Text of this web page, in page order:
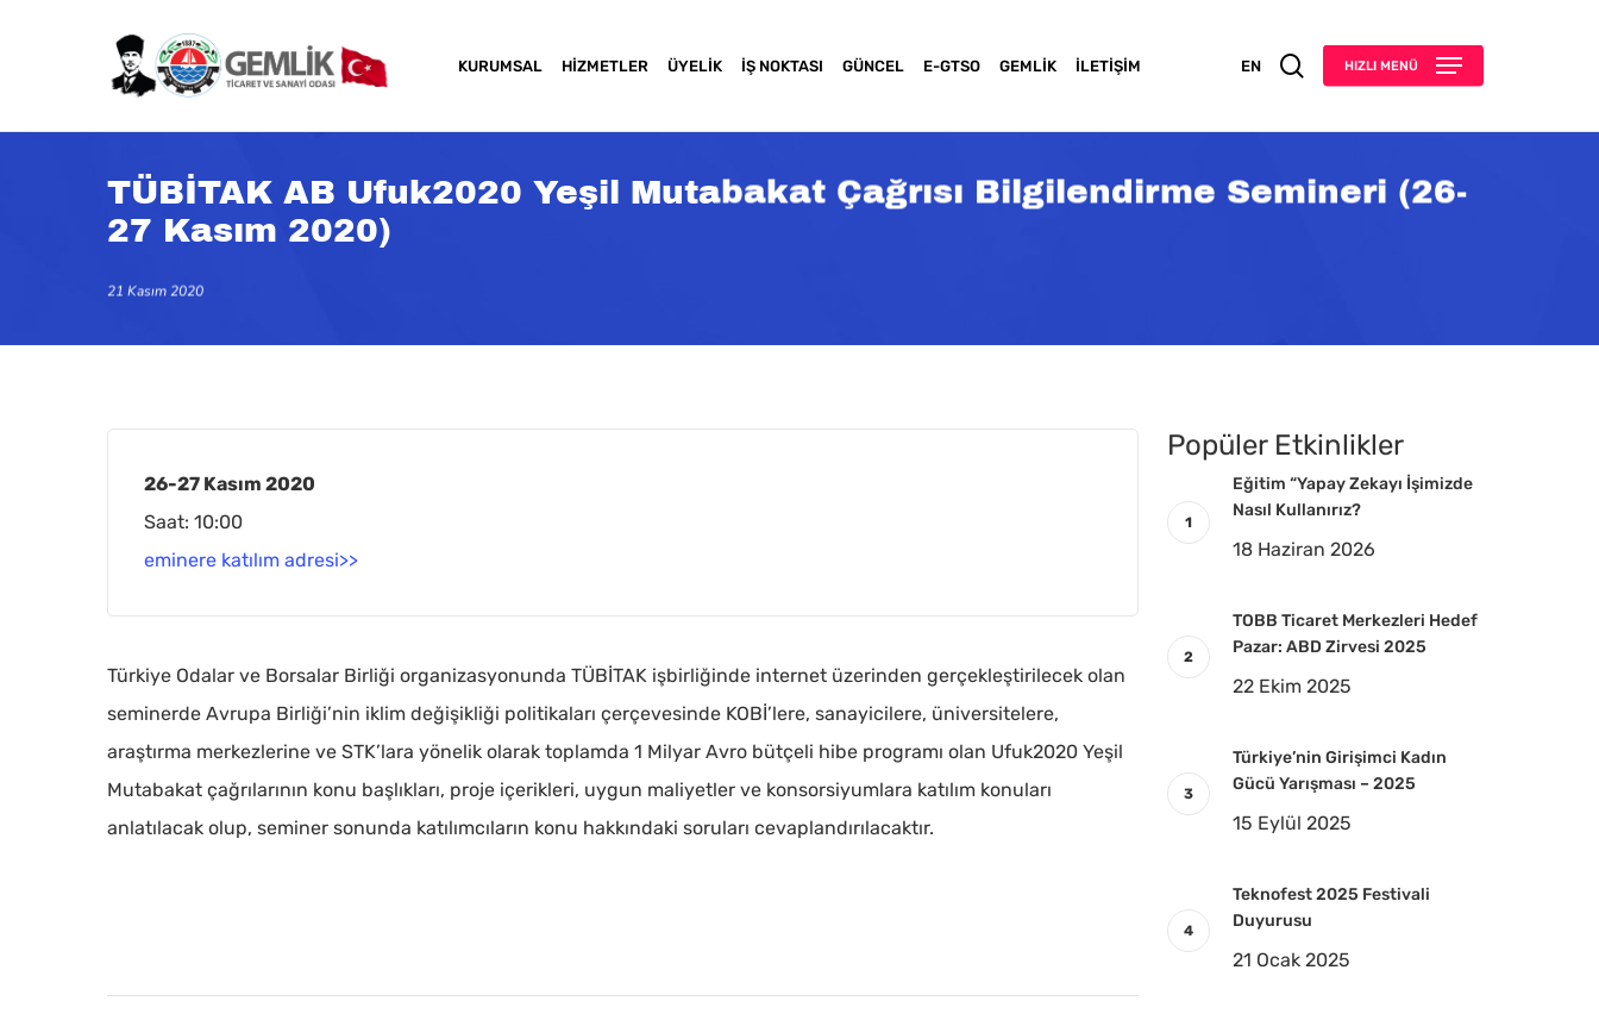
content
KURUMSAL HIZMETLER ÜYELIK İŞ NOKTASI GÜNCEL E-GTSO GEMLIK İLETIŞIM EN searchHIZLI MENÜ
TÜBİTAK AB Ufuk2020 Yeşil Mutabakat Çağrısı Bilgilendirme Semineri (26-
27 Kasım 2020)
21 Kasım 2020
26-27 Kasım 2020
Saat: 10:00
eminere katılım adresi>>
Türkiye Odalar ve Borsalar Birliği organizasyonunda TÜBİTAK işbirliğinde internet üzerinden gerçekleştirilecek olan
seminerde Avrupa Birliği’nin iklim değişikliği politikaları çerçevesinde KOBİ’lere, sanayicilere, üniversitelere,
araştırma merkezlerine ve STK’lara yönelik olarak toplamda 1 Milyar Avro bütçeli hibe programı olan Ufuk2020 Yeşil
Mutabakat çağrılarının konu başlıkları, proje içerikleri, uygun maliyetler ve konsorsiyumlara katılım konuları
anlatılacak olup, seminer sonunda katılımcıların konu hakkındaki soruları cevaplandırılacaktır.
Popüler Etkinlikler
Eğitim “Yapay Zekayı İşimizde
Nasıl Kullanırız?
18 Haziran 2026
TOBB Ticaret Merkezleri Hedef
Pazar: ABD Zirvesi 2025
22 Ekim 2025
Türkiye’nin Girişimci Kadın
Gücü Yarışması – 2025
15 Eylül 2025
Teknofest 2025 Festivali
Duyurusu
21 Ocak 2025